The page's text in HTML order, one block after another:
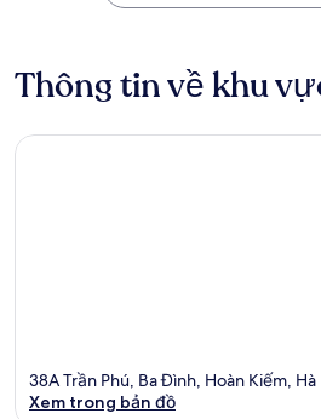
Thông tin về khu
38A Trần Phú, Ba Đình, Hoàn Kiếm,
Xem trong bản đồ